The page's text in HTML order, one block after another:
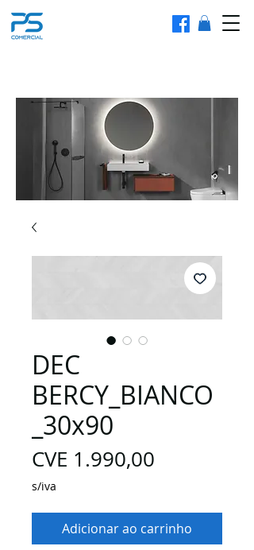
DEC
BERCY_BIANCO
_30x90
CVE 1.990,00
s/iva
Adicionar ao carrinho